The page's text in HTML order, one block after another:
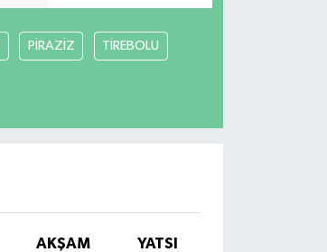
PİRAZİZ TİREBOLU
AKŞAM
YATSI